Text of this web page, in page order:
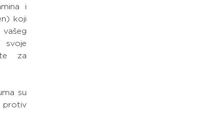
i
koji
svoje
za
su
protiv